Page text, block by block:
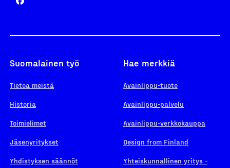
Suomalainen työ
Tietoa meistä
Historia
Toimielimet
Jäsenyritykset
Yhdistyksen säännöt
Hae merkkiä
Avainlippu-tuote
Avainlippu-palvelu
Avainlippu-verkkokauppa
Design from Finland
Yhteiskunnallinen yritys -